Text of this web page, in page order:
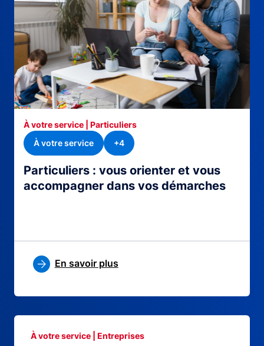
Particuliers : vous orienter et vous
accompagner dans vos démarches
À votre service | Particuliers
À votre service
+4
En savoir plus
À votre service | Entreprises